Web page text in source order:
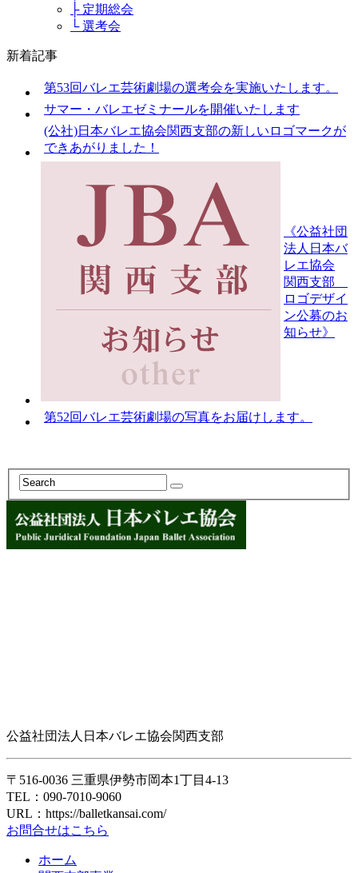
├ 定期総会
└ 選考会
新着記事
第53回バレエ芸術劇場の選考会を実施いたします。
サマー・バレエゼミナールを開催いたします
(公社)日本バレエ協会関西支部の新しいロゴマークが
できあがりました！
《公益社団
法人日本バ
レエ協会
関西支部
ロゴデザイ
ン公募のお
知らせ》
第52回バレエ芸術劇場の写真をお届けします。
公益社団法人日本バレエ協会関西支部
〒516-0036 三重県伊勢市岡本1丁目4-13
TEL：090-7010-9060
URL：https://balletkansai.com/
お問合せはこちら
ホーム